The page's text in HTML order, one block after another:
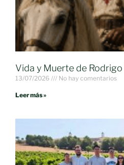
Vida y Muerte de Rodrigo
13/07/2026 No hay comentarios
Leer más »